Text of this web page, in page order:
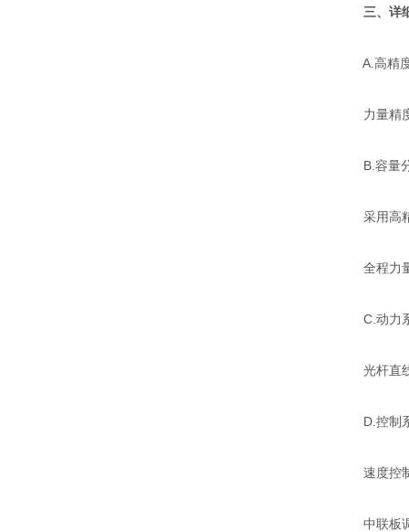
三、详
A.高精度
力量精度
B.容量分
采用高精
全程力量
C.动力系
光杆直线
D.控制系
速度控制
中联板调